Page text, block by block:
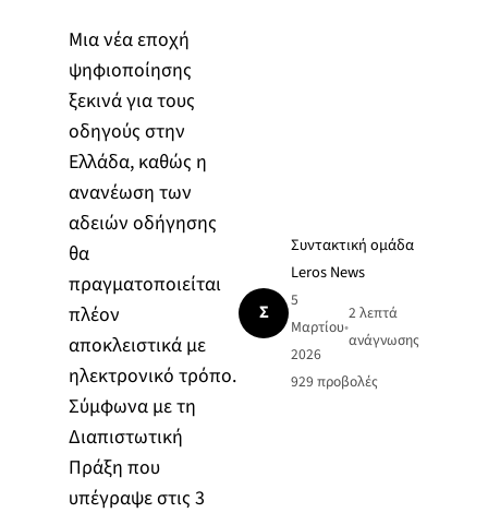
Μια νέα εποχή
ψηφιοποίησης
ξεκινά για τους
οδηγούς στην
Ελλάδα, καθώς η
ανανέωση των
αδειών οδήγησης
θα
πραγματοποιείται
πλέον
αποκλειστικά με
ηλεκτρονικό τρόπο.
Σύμφωνα με τη
Διαπιστωτική
Πράξη που
υπέγραψε στις 3
Σ
Συντακτική ομάδα
Leros News
5
Μαρτίου
2026
•
2 λεπτά
ανάγνωσης
929 προβολές